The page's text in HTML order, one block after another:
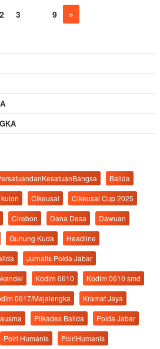
2 3 9 »
Balida
Cikeusal
Cikeusal Cup 2025
Cirebon Dana Desa
Dawuan
Gunung Kuda
Headline
Jurnalis Polda Jabar
Kodim 0610
Kodim 0610 smd
0617/Majalengka
Kramat Jaya
Pilkades Balida
Polda Jabar
Polri Humanis
PolriHumanis